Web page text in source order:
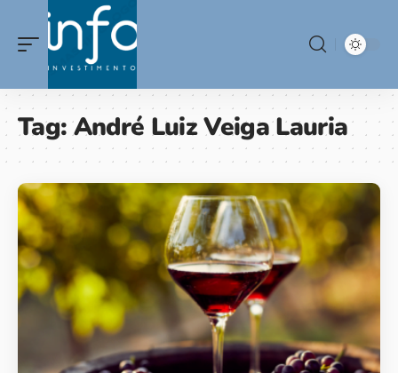
Tag:André Luiz Veiga Lauria